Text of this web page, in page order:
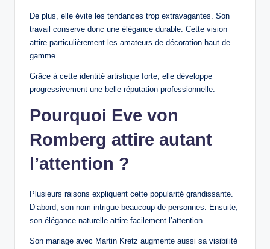
De plus, elle évite les tendances trop extravagantes. Son
travail conserve donc une élégance durable. Cette vision
attire particulièrement les amateurs de décoration haut de
gamme.
Grâce à cette identité artistique forte, elle développe
progressivement une belle réputation professionnelle.
Pourquoi Eve von
Romberg attire autant
l’attention ?
Plusieurs raisons expliquent cette popularité grandissante.
D’abord, son nom intrigue beaucoup de personnes. Ensuite,
son élégance naturelle attire facilement l’attention.
Son mariage avec Martin Kretz augmente aussi sa visibilité